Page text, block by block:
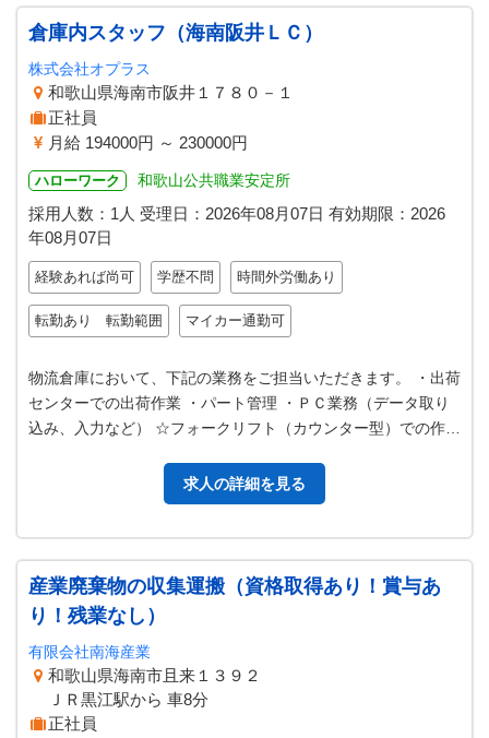
倉庫内スタッフ（海南阪井ＬＣ）
株式会社オプラス
和歌山県海南市阪井１７８０－１
正社員
月給 194000円 ～ 230000円
ハローワーク 和歌山公共職業安定所
採用人数：1人 受理日： 2026年08月07日 有効期限： 2026
年08月07日
経験あれば尚可 学歴不問 時間外労働あり
転勤あり 転勤範囲 マイカー通勤可
物流倉庫において、下記の業務をご担当いただきます。 ・出荷
センターでの出荷作業 ・パート管理 ・ＰＣ業務（データ取り
込み、入力など） ☆フォークリフト（カウンター型）での作業
求人の詳細を見る
産業廃棄物の収集運搬（資格取得あり！賞与あ
り！残業なし）
有限会社南海産業
和歌山県海南市且来１３９２
ＪＲ黒江駅から 車8分
正社員